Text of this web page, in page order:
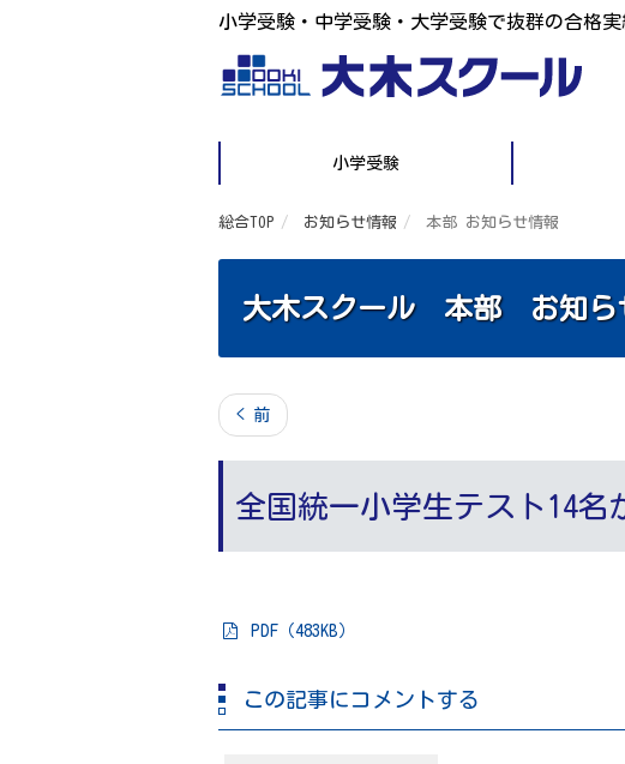
小学受験・中学受験・大学受験で抜群の合格
小学受験
総合TOP お知らせ情報 本部 お知らせ情報
大木スクール 本部 お知ら
< 前
全国統一小学生テスト14名
PDF（483KB）
この記事にコメントする